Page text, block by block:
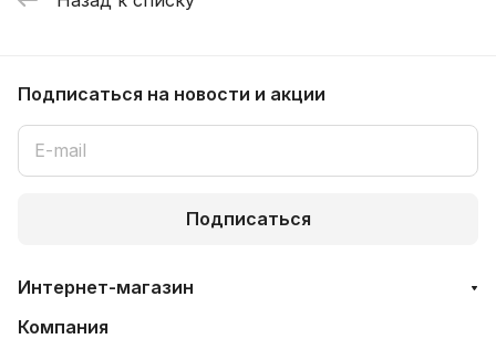
Подписаться на новости и акции
Подписаться
Интернет-магазин
Компания